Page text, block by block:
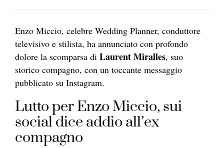
Enzo Miccio, celebre Wedding Planner, conduttore
televisivo e stilista, ha annunciato con profondo
dolore la scomparsa di Laurent Miralles, suo
storico compagno, con un toccante messaggio
pubblicato su Instagram.
Lutto per Enzo Miccio, sui
social dice addio all’ex
compagno